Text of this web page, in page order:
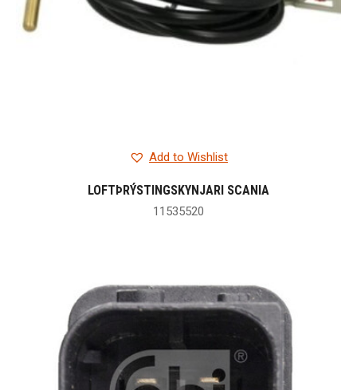
Add to Wishlist
LOFTÞRÝSTINGSKYNJARI SCANIA
11535520